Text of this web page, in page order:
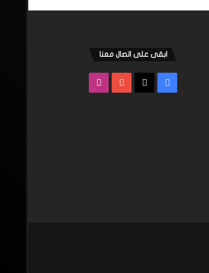
ابقى على اتصال معنا
فيسبوك ‫YouTube